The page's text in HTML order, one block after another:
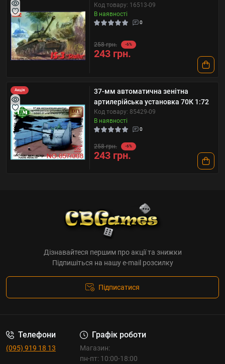
Код товару: 16513-09
В наявності
0
258 грн. -6%
243 грн.
Акція
37-мм автоматична зенітна
артилерійська установка 70К 1:72
Код товару: 85429-09
В наявності
0
258 грн. -6%
243 грн.
Дізнавайтеся першим про акції та знижки
Підпишіться на нашу e-mail розсилку
Підписатися
Телефони
(095) 919 18 13
Графік роботи
Магазин:
пн-пт: 10:00-18:00